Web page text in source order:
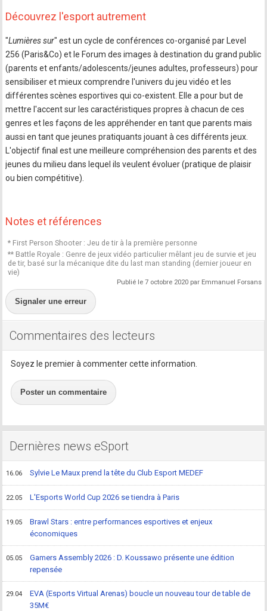
Découvrez l'esport autrement
"Lumières sur" est un cycle de conférences co-organisé par Level
256 (Paris&Co) et le Forum des images à destination du grand public
(parents et enfants/adolescents/jeunes adultes, professeurs) pour
sensibiliser et mieux comprendre l'univers du jeu vidéo et les
différentes scènes esportives qui co-existent. Elle a pour but de
mettre l'accent sur les caractéristiques propres à chacun de ces
genres et les façons de les appréhender en tant que parents mais
aussi en tant que jeunes pratiquants jouant à ces différents jeux.
L'objectif final est une meilleure compréhension des parents et des
jeunes du milieu dans lequel ils veulent évoluer (pratique de plaisir
ou bien compétitive).
Notes et références
* First Person Shooter : Jeu de tir à la première personne
** Battle Royale : Genre de jeux vidéo particulier mêlant jeu de survie et jeu
de tir, basé sur la mécanique dite du last man standing (dernier joueur en
vie)
Publié le 7 octobre 2020 par Emmanuel Forsans
Signaler une erreur
Commentaires des lecteurs
Soyez le premier à commenter cette information.
Poster un commentaire
Dernières news eSport
16.06 Sylvie Le Maux prend la tête du Club Esport MEDEF
22.05 L'Esports World Cup 2026 se tiendra à Paris
19.05
Brawl Stars : entre performances esportives et enjeux
économiques
05.05
Gamers Assembly 2026 : D. Koussawo présente une édition
repensée
29.04
EVA (Esports Virtual Arenas) boucle un nouveau tour de table de
35M€